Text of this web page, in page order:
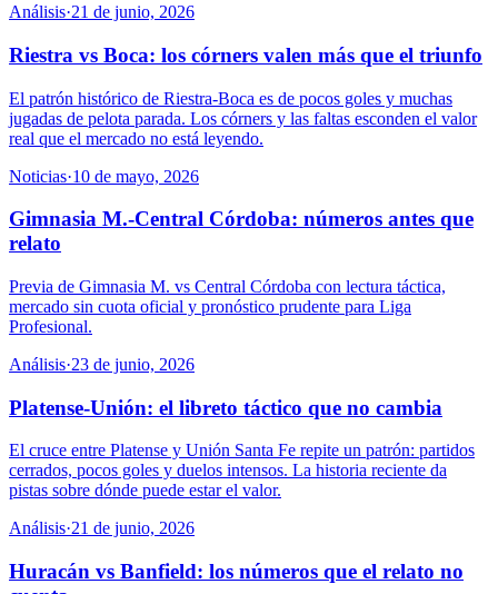
Análisis·21 de junio, 2026
Riestra vs Boca: los córners valen más que el triunfo
El patrón histórico de Riestra-Boca es de pocos goles y muchas
jugadas de pelota parada. Los córners y las faltas esconden el valor
real que el mercado no está leyendo.
Noticias·10 de mayo, 2026
Gimnasia M.-Central Córdoba: números antes que
relato
Previa de Gimnasia M. vs Central Córdoba con lectura táctica,
mercado sin cuota oficial y pronóstico prudente para Liga
Profesional.
Análisis·23 de junio, 2026
Platense-Unión: el libreto táctico que no cambia
El cruce entre Platense y Unión Santa Fe repite un patrón: partidos
cerrados, pocos goles y duelos intensos. La historia reciente da
pistas sobre dónde puede estar el valor.
Análisis·21 de junio, 2026
Huracán vs Banfield: los números que el relato no